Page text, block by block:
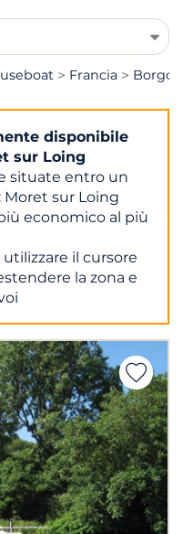
Francia
disponibile
sur Loing
situate entro un
Moret sur Loing
economico al più
il cursore
la zona e